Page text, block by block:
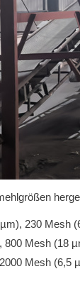
230 Mesh
Mesh (18
Mesh (6,5